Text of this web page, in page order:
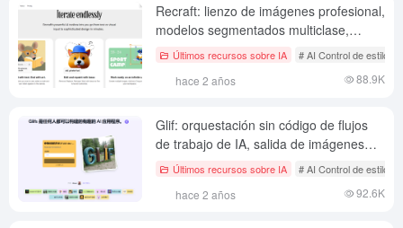
Recraft: lienzo de imágenes profesional,
modelos segmentados multiclase,
Recraft V3 Modelos | Gráficos
Ilustraciones | Imágenes a SVG
Últimos recursos sobre IA # AI Control de estilo
hace 2 años 88.9K
Glif: orquestación sin código de flujos
de trabajo de IA, salida de imágenes
planificadas y HTML, uso ilimitado y
Últimos recursos sobre IA # AI Control de estilo
hace 2 años 92.6K